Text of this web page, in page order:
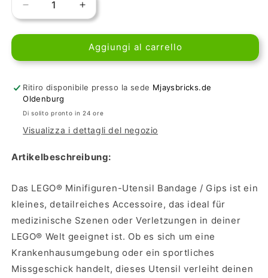
Diminuisci
quantità
per
Minifiguren
Aumenta
quantità
per
LEGO
Minifiguren
Aggiungi al carrello
Ritiro disponibile presso la sede Mjaysbricks.de
Oldenburg
Di solito pronto in 24 ore
Visualizza i dettagli del negozio
Artikelbeschreibung:
Das LEGO® Minifiguren-Utensil Bandage / Gips ist ein
kleines, detailreiches Accessoire, das ideal für
medizinische Szenen oder Verletzungen in deiner
LEGO® Welt geeignet ist. Ob es sich um eine
Krankenhausumgebung oder ein sportliches
Missgeschick handelt, dieses Utensil verleiht deinen